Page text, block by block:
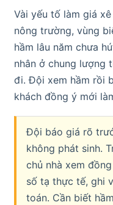
Vài yếu tố làm giá
nông trường, vùng
hầm lâu năm chưa
nhân ở chung lượng
đi. Đội xem hầm rồi
khách đồng ý mới
Đội báo giá rõ
không phát sinh.
chủ nhà xem
số tạ thực tế, ghi
toán. Cần biết